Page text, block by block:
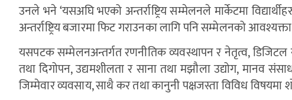
उनले भने ‘यसअघि भएको अन्तर्राष्ट्रिय सम्मेलनले मार्केटमा
अन्तर्राष्ट्रिय बजारमा फिट गराउनका लागि पनि सम्मेलनको
यसपटक सम्मेलनअन्तर्गत रणनीतिक व्यवस्थापन र नेतृत्व, डिजिटल
तथा दिगोपन, उद्यमशीलता र साना तथा मझौला उद्योग, मानव
जिम्मेवार व्यवसाय, साथै कर तथा कानुनी पक्षजस्ता विविध विषयमा